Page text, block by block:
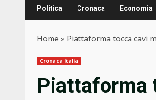
Politica Cronaca Economia
Home » Piattaforma tocca cavi
Cronaca Italia
Piattaforma